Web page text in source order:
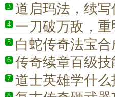
3 道启玛法，续
4
一刀破万敌，
回当年热血巅峰
5 白蛇传奇法宝
6 传奇续章百级技
7 道士英雄学什么